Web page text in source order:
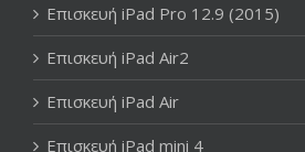
Επισκευή iPad Pro 12.9 (2015)
Επισκευή iPad Air2
Επισκευή iPad Air
Επισκευή iPad mini 4